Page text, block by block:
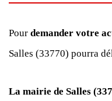
Pour demander votre
Salles (33770) pourra
La mairie de Salles